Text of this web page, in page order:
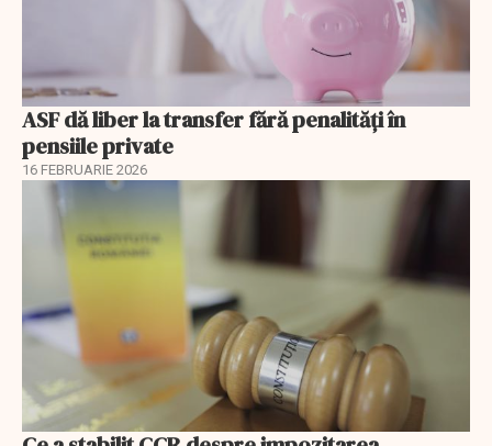
ASF dă liber la transfer fără penalități în
pensiile private
16 FEBRUARIE 2026